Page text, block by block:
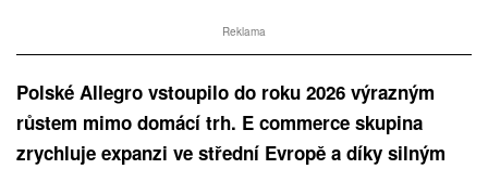
Reklama
Polské Allegro vstoupilo do roku 2026 výrazným
růstem mimo domácí trh. E commerce skupina
zrychluje expanzi ve střední Evropě a díky silným